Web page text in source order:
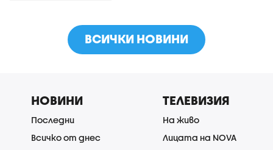
ВСИЧКИ НОВИНИ
НОВИНИ
Последни
Всичко от днес
ТЕЛЕВИЗИЯ
На живо
Лицата на NOVA